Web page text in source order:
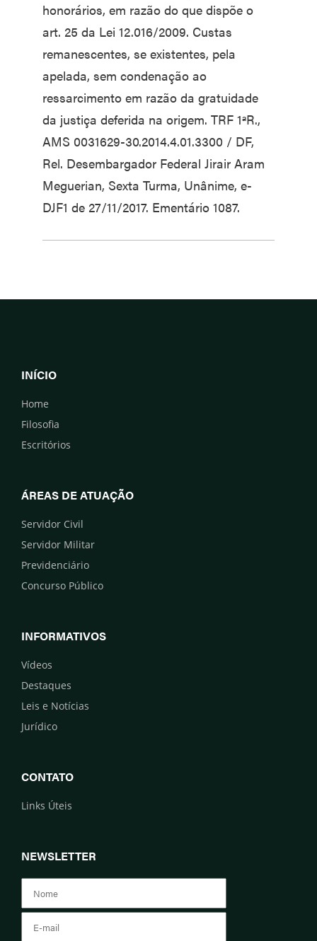
honorários, em razão do que dispõe o
art. 25 da Lei 12.016/2009. Custas
remanescentes, se existentes, pela
apelada, sem condenação ao
ressarcimento em razão da gratuidade
da justiça deferida na origem. TRF 1ªR.,
AMS 0031629-30.2014.4.01.3300 / DF,
Rel. Desembargador Federal Jirair Aram
Meguerian, Sexta Turma, Unânime, e-
DJF1 de 27/11/2017. Ementário 1087.
INÍCIO
Home
Filosofia
Escritórios
ÁREAS DE ATUAÇÃO
Servidor Civil
Servidor Militar
Previdenciário
Concurso Público
INFORMATIVOS
Vídeos
Destaques
Leis e Notícias
Jurídico
CONTATO
Links Úteis
NEWSLETTER